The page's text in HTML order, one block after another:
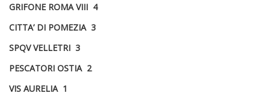
GRIFONE ROMA VIII 4
CITTA’ DI POMEZIA 3
SPQV VELLETRI 3
PESCATORI OSTIA 2
VIS AURELIA 1